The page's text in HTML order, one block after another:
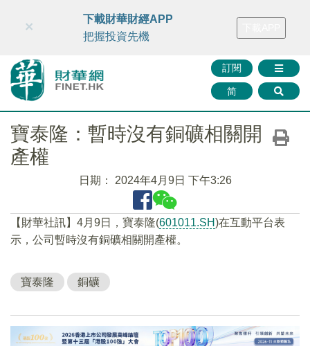
財華智庫網 FINTV FINMETA 財華證券 媒體矩陣
訂閱
简
×
下載財華財經APP
把握投資先機
寶泰隆：暫時沒有銅礦相關開
產權
日期： 2024年4月9日 下午3:26
【財華社訊】4月9日，寶泰隆(601011.SH)在互動平台表
示，公司暫時沒有銅礦相關開產權。
寶泰隆 銅礦